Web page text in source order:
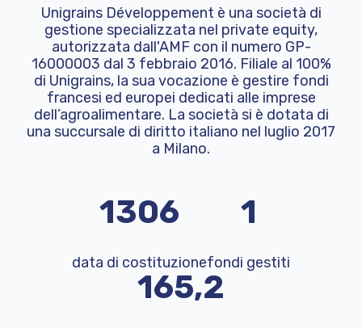
Unigrains Développement è una società di
gestione specializzata nel private equity,
autorizzata dall'AMF con il numero GP-
16000003 dal 3 febbraio 2016. Filiale al 100%
di Unigrains, la sua vocazione è gestire fondi
francesi ed europei dedicati alle imprese
dell’agroalimentare. La società si è dotata di
una succursale di diritto italiano nel luglio 2017
a Milano.
2016
data di costituzione
2
fondi gestiti
254,9